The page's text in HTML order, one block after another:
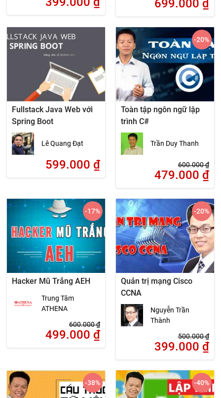
699.000 ₫
Fullstack Java Web với
Spring Boot
Lê Quang Đạt
599.000 ₫
Toàn tập ngôn ngữ lập
trình C#
Trần Duy Thanh
600.000₫
479.000 ₫
-20%
Hacker Mũ Trắng AEH
Trung Tâm
ATHENA
600.000₫
499.000 ₫
-17%
Quản trị mạng Cisco
CCNA
Nguyễn Trần
Thành
500.000₫
399.000 ₫
-20%
-38% -40%